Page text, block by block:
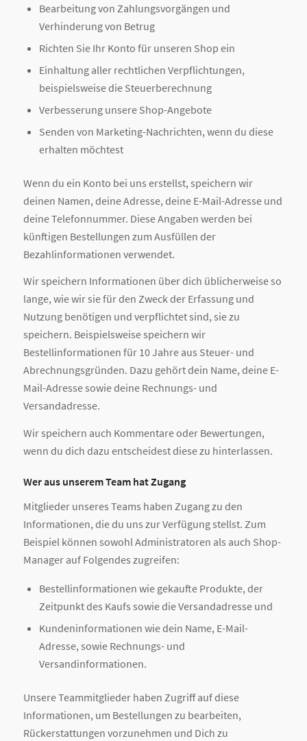
Bearbeitung von Zahlungsvorgängen und
Verhinderung von Betrug
Richten Sie Ihr Konto für unseren Shop ein
Einhaltung aller rechtlichen Verpflichtungen,
beispielsweise die Steuerberechnung
Verbesserung unsere Shop-Angebote
Senden von Marketing-Nachrichten, wenn du diese
erhalten möchtest
Wenn du ein Konto bei uns erstellst, speichern wir
deinen Namen, deine Adresse, deine E-Mail-Adresse und
deine Telefonnummer. Diese Angaben werden bei
künftigen Bestellungen zum Ausfüllen der
Bezahlinformationen verwendet.
Wir speichern Informationen über dich üblicherweise so
lange, wie wir sie für den Zweck der Erfassung und
Nutzung benötigen und verpflichtet sind, sie zu
speichern. Beispielsweise speichern wir
Bestellinformationen für 10 Jahre aus Steuer- und
Abrechnungsgründen. Dazu gehört dein Name, deine E-
Mail-Adresse sowie deine Rechnungs- und
Versandadresse.
Wir speichern auch Kommentare oder Bewertungen,
wenn du dich dazu entscheidest diese zu hinterlassen.
Wer aus unserem Team hat Zugang
Mitglieder unseres Teams haben Zugang zu den
Informationen, die du uns zur Verfügung stellst. Zum
Beispiel können sowohl Administratoren als auch Shop-
Manager auf Folgendes zugreifen:
Bestellinformationen wie gekaufte Produkte, der
Zeitpunkt des Kaufs sowie die Versandadresse und
Kundeninformationen wie dein Name, E-Mail-
Adresse, sowie Rechnungs- und
Versandinformationen.
Unsere Teammitglieder haben Zugriff auf diese
Informationen, um Bestellungen zu bearbeiten,
Rückerstattungen vorzunehmen und Dich zu